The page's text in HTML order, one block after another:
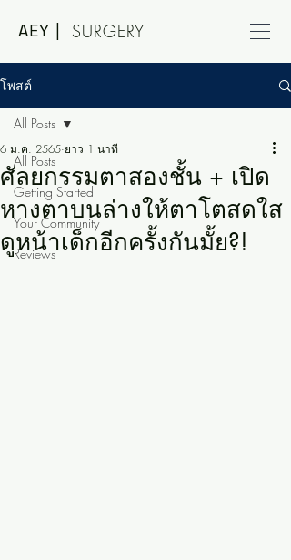
SURGERY
AEY |
โพสต์
All Posts
Getting Started
Your Community
Reviews
All Posts
ศัลยกรรมตาสองชั้น + เปิด
หางตาบนล่างให้ตาโตสดใส
ดูหน้าเด็กอีกครั้งกันมั้ย?!
6 ม.ค. 2565 ยาว 1 นาที